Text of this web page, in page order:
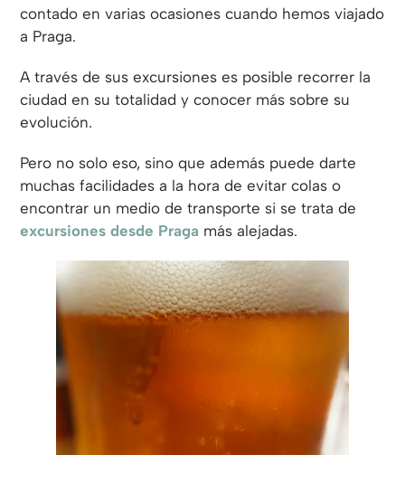
contado en varias ocasiones cuando hemos viajado
a Praga.
A través de sus excursiones es posible recorrer la
ciudad en su totalidad y conocer más sobre su
evolución.
Pero no solo eso, sino que además puede darte
muchas facilidades a la hora de evitar colas o
encontrar un medio de transporte si se trata de
excursiones desde Praga más alejadas.